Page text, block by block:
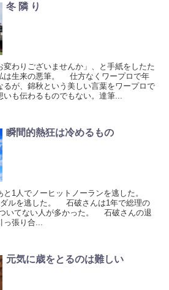
冬 隣 り
わりございませんか」、と手紙をしたた
は生来の悪筆。 仕方なくワープロで年
るが、錦秋という美しい言葉をワープロで
いも伝わるものでもない。達筆...
瞬間的熱狂は冷めるもの
と1人でノーヒットノーランを逃した。
ルを逃した。 石破さんは1年で総理の
いてない人が多かった。 石破さんの退
張り合...
元気に歳をとるのは難しい